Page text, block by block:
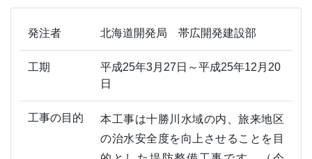
発注者 北海道開発局 帯広開発建設部
工期
平成25年3月27日～平成25年12月20
日
工事の目的
本工事は十勝川水域の内、旅来地区
の治水安全度を向上させることを目